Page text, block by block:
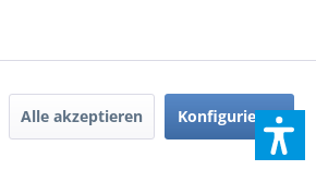
Alle akzeptieren Konfigurieren